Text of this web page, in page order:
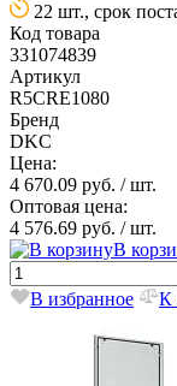
22 шт., срок
Код товара
331074839
Артикул
R5CRE1080
Бренд
DKC
Цена:
4 670.09 руб. / шт.
Оптовая цена:
4 576.69 руб. / шт.
В
В избранное К